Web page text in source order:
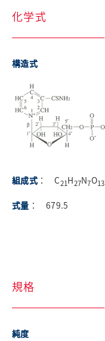
ニュースリリース
化学式
構造式
組成式： C21H27N7O13
式量 ： 679.5
規格
純度